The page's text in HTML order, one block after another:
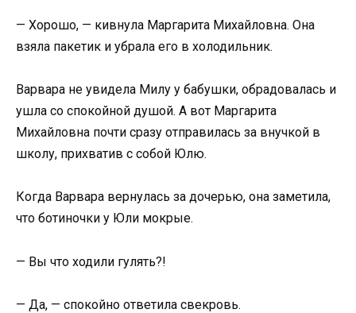
— Хорошо, — кивнула Маргарита Михайловна. Она
взяла пакетик и убрала его в холодильник.
Варвара не увидела Милу у бабушки, обрадовалась и
ушла со спокойной душой. А вот Маргарита
Михайловна почти сразу отправилась за внучкой в
школу, прихватив с собой Юлю.
Когда Варвара вернулась за дочерью, она заметила,
что ботиночки у Юли мокрые.
— Вы что ходили гулять?!
— Да, — спокойно ответила свекровь.